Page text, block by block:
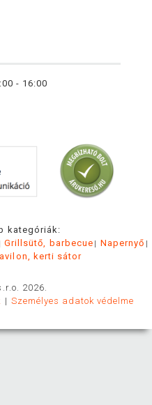
- 16:00
kategóriák:
Grillsütő, barbecue
Napernyő
kerti sátor
2026.
Személyes adatok védelme